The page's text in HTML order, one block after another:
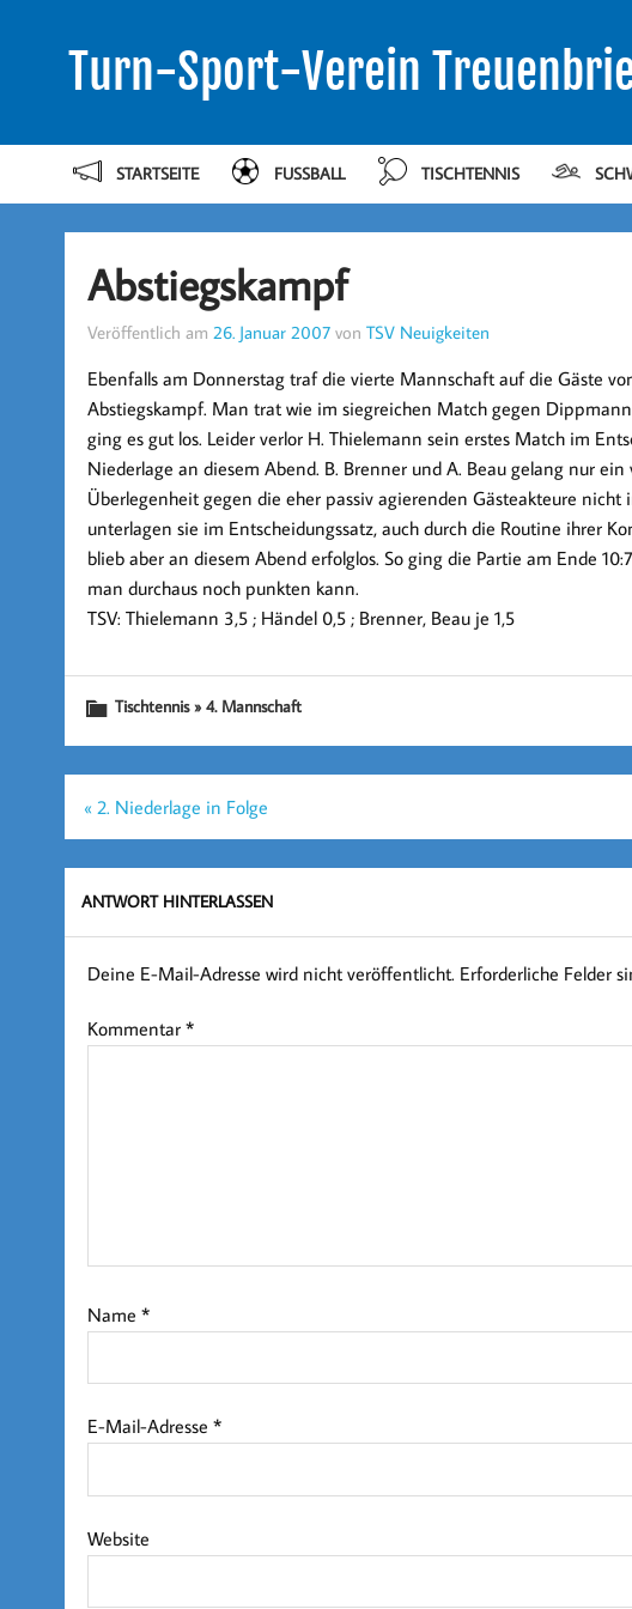
Turn-Sport-Verein
STARTSEITE FUSSBALL TISCHTENNIS
Abstiegskampf
Veröffentlich am 26. Januar 2007von TSV Neuigkeiten
Ebenfalls am Donnerstag traf die vierte Mannschaft auf die Gäste
Abstiegskampf. Man trat wie im siegreichen Match gegen
ging es gut los. Leider verlor H. Thielemann sein erstes Match im
Niederlage an diesem Abend. B. Brenner und A. Beau gelang nur
Überlegenheit gegen die eher passiv agierenden Gästeakteure nicht
unterlagen sie im Entscheidungssatz, auch durch die Routine ihrer
blieb aber an diesem Abend erfolglos. So ging die Partie am Ende
man durchaus noch punkten kann.
TSV: Thielemann 3,5 ; Händel 0,5 ; Brenner, Beau je 1,5
Tischtennis » 4. Mannschaft
Beitragsnavigation
« 2. Niederlage in Folge
ANTWORT HINTERLASSEN
Deine E-Mail-Adresse wird nicht veröffentlicht. Erforderliche Felder
Kommentar *
Name *
E-Mail-Adresse *
Website